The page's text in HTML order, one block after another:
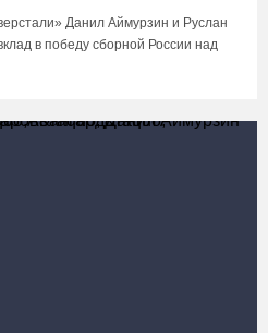
Данил Аймурзин и Руслан
в победу сборной России над